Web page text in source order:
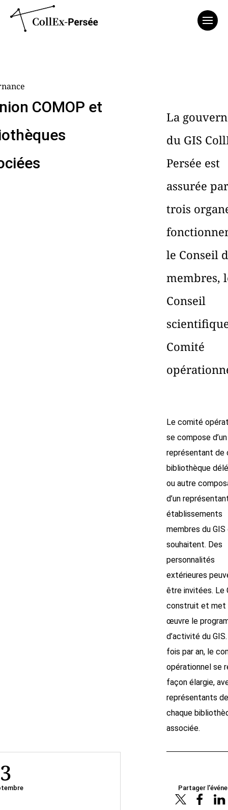
COMOP et
La
du GIS
Persée est
assurée par
trois
le Conseil
membres,
Conseil
Comité
Le comité
se compose d’un
représentant de
bibliothèque
ou autre
d’un
établissements
membres du GIS
souhaitent. Des
personnalités
extérieures
être invitées. Le
construit et met
œuvre le
d’activité du
fois par an, le
opérationnel se
façon élargie,
représentants de
chaque
associée.
Partager